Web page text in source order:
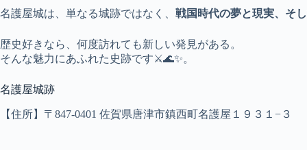
名護屋城は、単なる城跡ではなく、 戦国時代の夢と現実、そ
歴史好きなら、何度訪れても新しい発見がある。
そんな魅力にあふれた史跡です⚔️🌊✨。
名護屋城跡
【住所】〒847-0401 佐賀県唐津市鎮西町名護屋１９３１−３